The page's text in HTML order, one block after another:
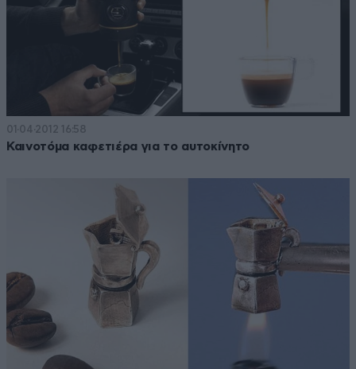
01·04·2012 16:58
Καινοτόμα καφετιέρα για το αυτοκίνητο